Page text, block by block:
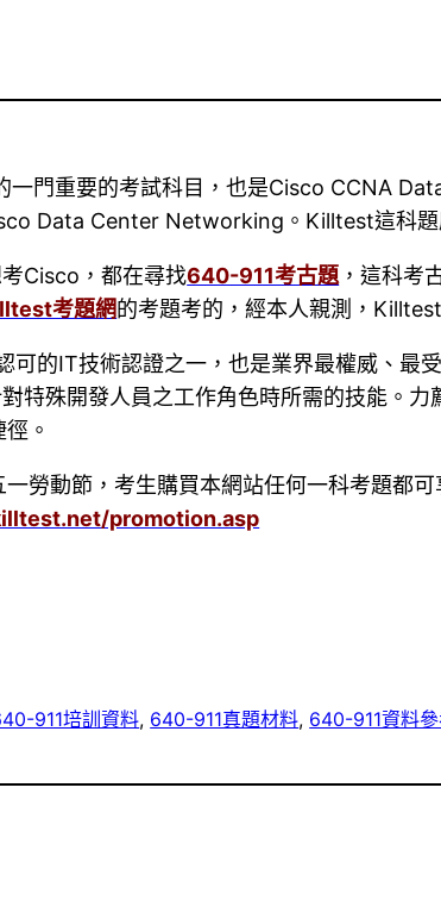
一門重要的考試科目，也是Cisco CCNA
Data Center Networking。Killtest這科題
Cisco，都在尋找640-911考古題 ，這科考
考題網的考題考的，經本人親測，
可的IT技術認證之一，也是業界最權威、
特殊開發人員之工作角色時所需的技能。
。
勞動節，考生購買本網站任何一科考題
promotion.asp
911培訓資料, 640-911真題材料, 640-911資料